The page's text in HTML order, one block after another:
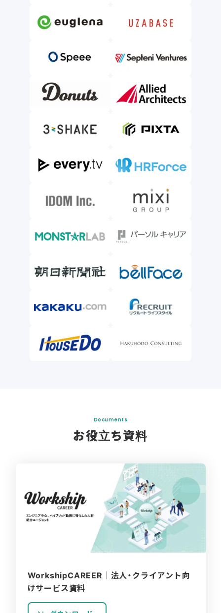
Documents
お役立ち資料
WorkshipCAREER｜法人・クライアント向
けサービス資料